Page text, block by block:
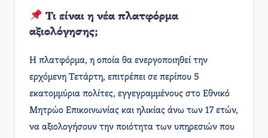
Τι είναι η νέα πλατφόρμα
αξιολόγησης;
Η πλατφόρμα, η οποία θα ενεργοποιηθεί την
ερχόμενη Τετάρτη, επιτρέπει σε περίπου 5
εκατομμύρια πολίτες, εγγεγραμμένους στο Εθνικό
Μητρώο Επικοινωνίας και ηλικίας άνω των 17 ετών,
να αξιολογήσουν την ποιότητα των υπηρεσιών που